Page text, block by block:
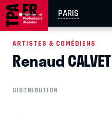
PARIS
AIX-MARSEILLE
EN TOURNÉE
ARTISTES & COMÉDIENS
Renaud CALVET
DISTRIBUTION